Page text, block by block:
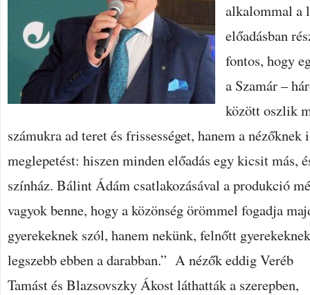
alkalommal a
előadásban
fontos, hogy
a Szamár –
között oszlik
számukra ad teret és frissességet, hanem a nézőknek
meglepetést: hiszen minden előadás egy kicsit más,
színház. Bálint Ádám csatlakozásával a produkció
vagyok benne, hogy a közönség örömmel fogadja
gyerekeknek szól, hanem nekünk, felnőtt
legszebb ebben a darabban.” A nézők eddig Veréb
Tamást és Blazsovszky Ákost láthatták a szerepben,